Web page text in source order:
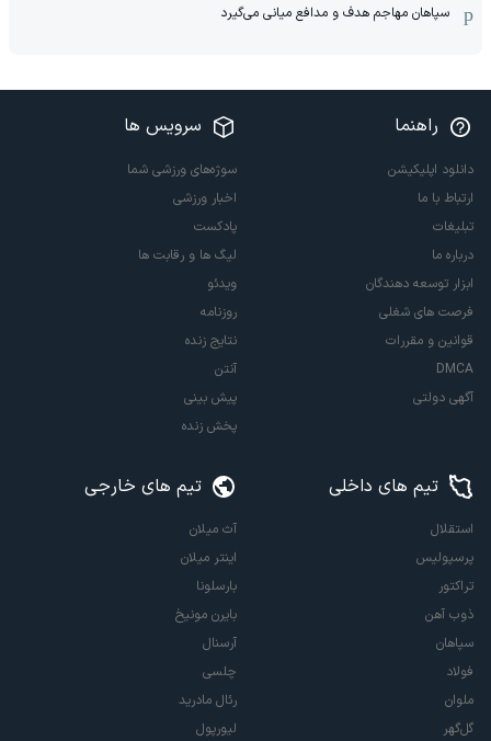
سپاهان مهاجم هدف و مدافع میانی می‌گیرد
راهنما
دانلود اپلیکیشن
ارتباط با ما
تبلیغات
درباره ما
ابزار توسعه دهندگان
فرصت های شغلی
قوانین و مقررات
DMCA
آگهی دولتی
سرویس ها
سوژه‌های ورزشی شما
اخبار ورزشی
پادکست
لیگ ها و رقابت ها
ویدئو
روزنامه
نتایج زنده
آنتن
پیش بینی
پخش زنده
تیم های داخلی
استقلال
پرسپولیس
تراکتور
ذوب آهن
سپاهان
فولاد
ملوان
گل‌گهر
تیم های خارجی
آث میلان
اینتر میلان
بارسلونا
بایرن مونیخ
آرسنال
چلسی
رئال مادرید
لیورپول